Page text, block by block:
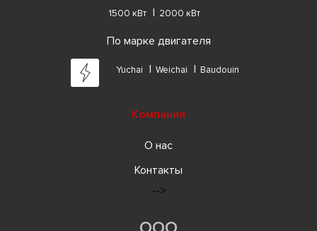
1500 кВт
2000 кВт
По марке двигателя
Yuchai Weichai Baudouin
Компания
О нас
Контакты
-->